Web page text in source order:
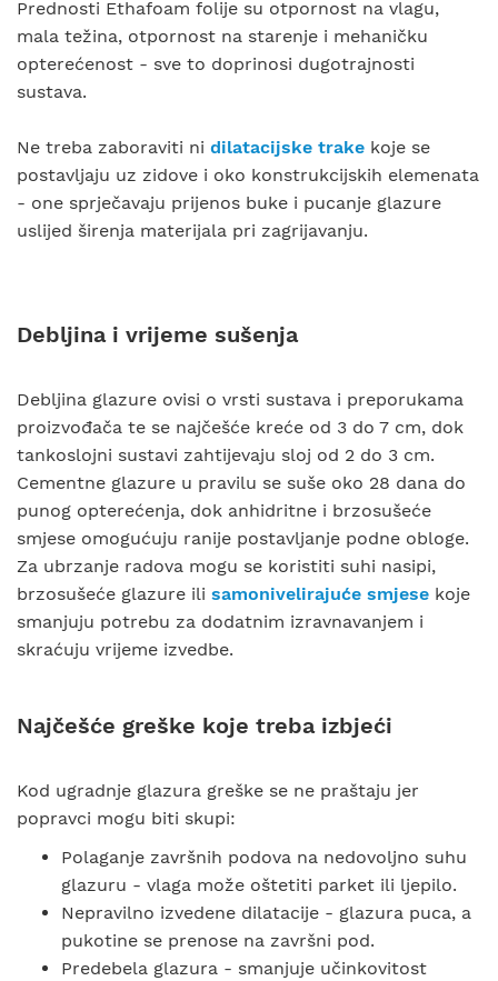
Prednosti Ethafoam folije su otpornost na vlagu,
mala težina, otpornost na starenje i mehaničku
opterećenost - sve to doprinosi dugotrajnosti
sustava.
Ne treba zaboraviti ni dilatacijske trake koje se
postavljaju uz zidove i oko konstrukcijskih elemenata
- one sprječavaju prijenos buke i pucanje glazure
uslijed širenja materijala pri zagrijavanju.
Debljina i vrijeme sušenja
Debljina glazure ovisi o vrsti sustava i preporukama
proizvođača te se najčešće kreće od 3 do 7 cm, dok
tankoslojni sustavi zahtijevaju sloj od 2 do 3 cm.
Cementne glazure u pravilu se suše oko 28 dana do
punog opterećenja, dok anhidritne i brzosušeće
smjese omogućuju ranije postavljanje podne obloge.
Za ubrzanje radova mogu se koristiti suhi nasipi,
brzosušeće glazure ili samonivelirajuće smjese koje
smanjuju potrebu za dodatnim izravnavanjem i
skraćuju vrijeme izvedbe.
Najčešće greške koje treba izbjeći
Kod ugradnje glazura greške se ne praštaju jer
popravci mogu biti skupi:
Polaganje završnih podova na nedovoljno suhu
glazuru - vlaga može oštetiti parket ili ljepilo.
Nepravilno izvedene dilatacije - glazura puca, a
pukotine se prenose na završni pod.
Predebela glazura - smanjuje učinkovitost